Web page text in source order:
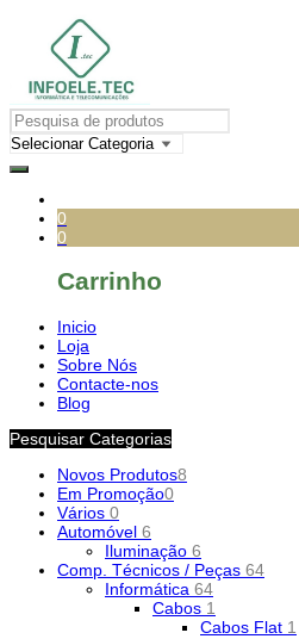
0
0
Carrinho
Inicio
Loja
Sobre Nós
Contacte-nos
Blog
Pesquisar Categorias
Novos Produtos8
Em Promoção0
Vários 0
Automóvel 6
Iluminação 6
Comp. Técnicos / Peças 64
Informática 64
Cabos 1
Cabos Flat 1